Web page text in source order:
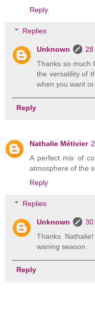
Reply
Replies
Unknown
28
Thanks so much
the versatility of
when you want
Reply
Nathalie Métivier
A perfect mix of
atmosphere of the
Reply
Replies
Unknown
30
Thanks
waning season.
Reply